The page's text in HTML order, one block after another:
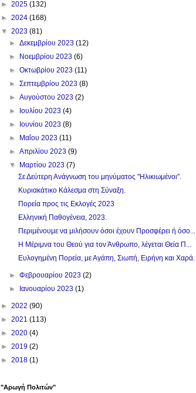
► 2025 (132)
► 2024 (168)
▼ 2023 (81)
►Δεκεμβρίου 2023(12)
► Νοεμβρίου 2023(6)
►Οκτωβρίου 2023(11)
►Σεπτεμβρίου 2023(8)
►Αυγούστου 2023(2)
► Ιουλίου 2023(4)
► Ιουνίου 2023(8)
► Μαΐου 2023(11)
►Απριλίου 2023(9)
▼ Μαρτίου 2023(7)
Σε Δεύτερη Ανάγνωση του μηνύματος "Ηλικιωμένοι".
Κυριακάτικο Κάλεσμα στη Σύναξη.
Πορεία προς τις Εκλογές 2023
Ελληνική Παθογένεια, 2023.
Περιμένουμε να μιλήσουν όσοι έχουν Προσφέρει ή όσο...
Η Μέριμνα του Θεού για τον Άνθρωπο, λέγεται Θεία Π...
Ευλογημένη Πορεία, με Αγάπη, Σιωπή, Ειρήνη και Χαρά.
►Φεβρουαρίου 2023(2)
► Ιανουαρίου 2023(1)
► 2022 (90)
► 2021 (113)
► 2020 (4)
► 2019 (2)
► 2018 (1)
"Αρωγή Πολιτών"